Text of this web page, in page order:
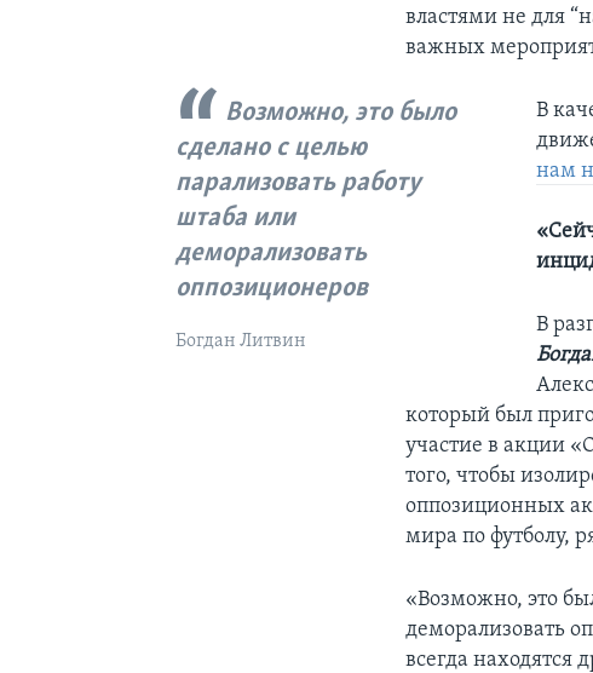
властями не для
важных
Возможно, это было
сделано с целью
парализовать работу
штаба или
деморализовать
оппозиционеров
Богдан Литвин
В
нам
В
который был
участие в акции
того, чтобы
оппозиционных
мира по футболу,
«Возможно, это
деморализовать
всегда находятся